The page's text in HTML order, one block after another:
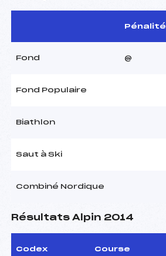
Pénalité
Fond @
Fond Populaire
Biathlon
Saut à Ski
Combiné Nordique
Résultats Alpin 2014
Codex Course